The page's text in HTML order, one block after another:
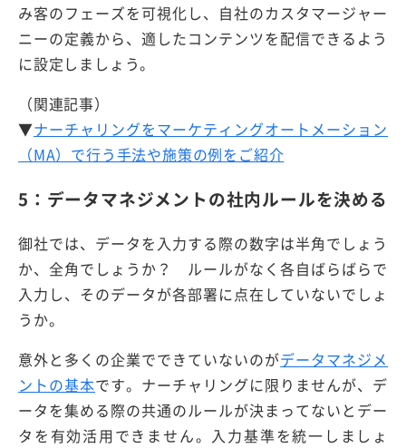
み客のフェーズを可視化し、自社のカスタマージャー
ニーの定義から、適したコンテンツを配信できるよう
に設定しましょう。
（関連記事）
▼ナーチャリングをマーケティングオートメーション
（MA）で行う手法や施策の例をご紹介
5：データマネジメントの社内ルールを決める
御社では、データを入力する際の数字は半角でしょう
か、全角でしょうか？ ルールがなく各自ばらばらで
入力し、そのデータが各部署に点在していないでしょ
うか。
意外と多くの企業でできていないのがデータマネジメ
ントの基本です。ナーチャリングに限りませんが、デ
ータを集める際の共通のルールが決まってないとデー
タを有効活用できません。入力基準を統一しましょ